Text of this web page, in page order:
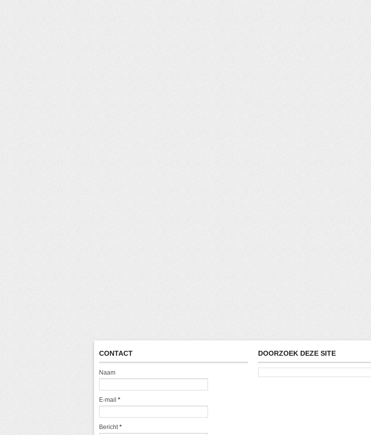
CONTACT
Naam
E-mail *
Bericht *
DOORZOEK DEZE SITE